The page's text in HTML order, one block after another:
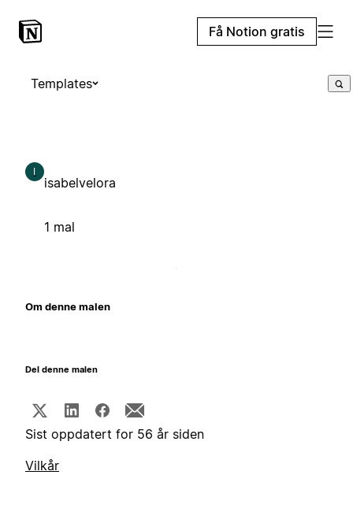
Få Notion gratis
Templates
I
isabelvelora
1 mal
Om denne malen
Del denne malen
Sist oppdatert for 56 år siden
Vilkår